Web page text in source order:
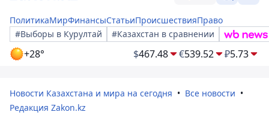
ПолитикаМирФинансыСтатьиПроисшествияПраво
#Выборы в Курултай
#Казахстан в сравнении
+28° $467.48 €539.52 ₽5.73
Новости Казахстана и мира на сегодня
Все новости
Редакция Zakon.kz